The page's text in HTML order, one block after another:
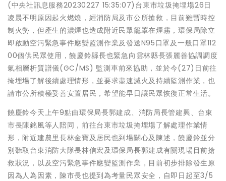
(中央社訊息服務20230227 15:35:07)台東市垃圾掩埋場26日
凌晨不明原因起火燃燒，經消防局及市公所搶救，目前雖暫時控
制火勢，但產生的濃煙也造成附近民眾籠罩在煙霧，環保局除立
即啟動空污緊急事件應變監測作業及發送N95口罩及一般口罩112
00個供民眾使用，饒慶鈴縣長也緊急向雲林縣長張麗善協調調度
氣相層析質譜儀(GC/MS) 監測車前來協助，並於今(27)日前往
掩埋場了解後續處理情形，並要求盡速滅火及持續監測作業，也
請市公所積極妥善安置居民，希望能早日讓民眾恢復正常生活。
饒慶鈴今天上午9點由環保局長郭建成、消防局長管建興、台東
市長陳銘風等人陪同，前往台東市垃圾掩埋場了解處理作業情
形，附近建農里長林金寶及居民也到場關心及陳述，饒慶鈴並分
別聽取台東消防大隊長林信宏及環保局長郭建成有關現場目前搶
救狀況，以及空污緊急事件應變監測作業，目前初步排除發生原
因為人為因素，陳市長也提到為考量民眾安全，自即日起至3/5